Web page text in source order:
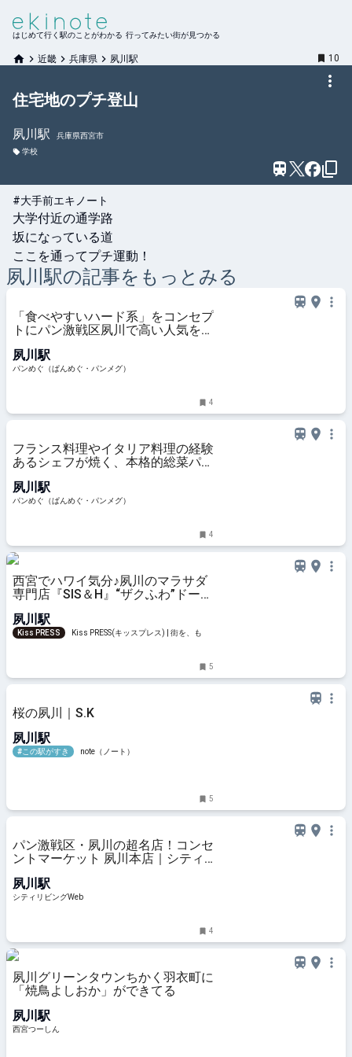
はじめて行く駅のことがわかる 行ってみたい街が見つかる
近畿 兵庫県 夙川駅 10
住宅地のプチ登山
夙川駅
兵庫県西宮市
学校
#大手前エキノート
大学付近の通学路
坂になっている道
ここを通ってプチ運動！
夙川駅の記事をもっとみる
「食べやすいハード系」をコンセプ
トにパン激戦区夙川で高い人気を保
県・西宮市）
夙川駅
パンめぐ（ぱんめぐ・パンメグ）
4
フランス料理やイタリア料理の経験
あるシェフが焼く、本格的総菜パン
ランジェリーミヤナガ】（兵庫県・
西宮市）
夙川駅
パンめぐ（ぱんめぐ・パンメグ）
4
西宮でハワイ気分♪夙川のマラサダ
専門店『SIS＆H』“ザクふわ”ドーナ
夙川駅
Kiss PRESS
Kiss PRESS(キッスプレス) | 街を、もっ
5
桜の夙川｜S.K
夙川駅
#この駅がすき note（ノート）
5
パン激戦区・夙川の超名店！コンセ
ントマーケット 夙川本店｜シティ
夙川駅
シティリビングWeb
4
夙川グリーンタウンちかく羽衣町に
「焼鳥よしおか」ができてる
夙川駅
西宮つーしん